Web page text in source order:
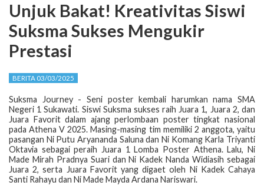
Unjuk Bakat! Kreativitas Siswi
Suksma Sukses Mengukir
Prestasi
BERITA 03/03/2025
Suksma Journey - Seni poster kembali harumkan nama SMA
Negeri 1 Sukawati. Siswi Suksma sukses raih Juara 1, Juara 2, dan
Juara Favorit dalam ajang perlombaan poster tingkat nasional
pada Athena V 2025. Masing-masing tim memiliki 2 anggota, yaitu
pasangan Ni Putu Aryananda Saluna dan Ni Komang Karla Triyanti
Oktavia sebagai peraih Juara 1 Lomba Poster Athena. Lalu, Ni
Made Mirah Pradnya Suari dan Ni Kadek Nanda Widiasih sebagai
Juara 2, serta Juara Favorit yang digaet oleh Ni Kadek Cahaya
Santi Rahayu dan Ni Made Mayda Ardana Nariswari.